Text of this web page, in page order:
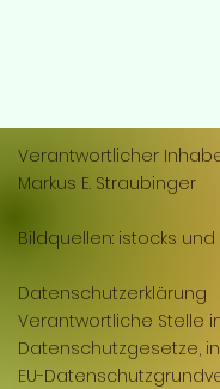
Verantwortlicher
Markus E. Straubinger
Bildquellen: istocks und
Datenschutzerklärung
Verantwortliche Stelle
Datenschutzgesetze,
EU-